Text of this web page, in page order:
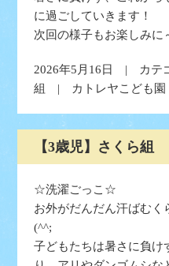
に過ごしていきます！
次回の様子もお楽しみに
2026年5月16日 | カテ
組
| カトレヤこども園
【3歳児】さくら組
☆洗濯ごっこ☆
お外がだんだん汗ばむく
(^^;
子どもたちは暑さに負け